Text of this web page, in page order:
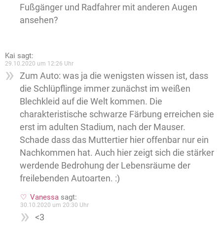
Fußgänger und Radfahrer mit anderen Augen
ansehen?
Kai sagt:
29.10.2020 um 12:26 Uhr
Zum Auto: was ja die wenigsten wissen ist, dass
die Schlüpflinge immer zunächst im weißen
Blechkleid auf die Welt kommen. Die
charakteristische schwarze Färbung erreichen sie
erst im adulten Stadium, nach der Mauser.
Schade dass das Muttertier hier offenbar nur ein
Nachkommen hat. Auch hier zeigt sich die stärker
werdende Bedrohung der Lebensräume der
freilebenden Autoarten. :)
Vanessa sagt:
30.10.2020 um 20:30 Uhr
<3